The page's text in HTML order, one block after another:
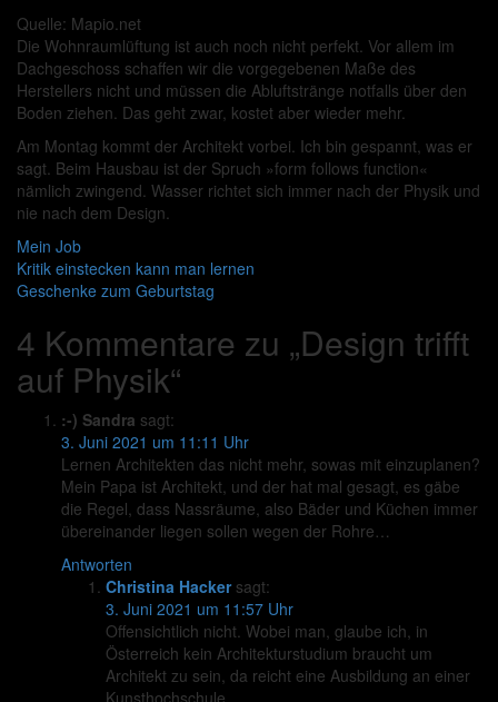
Quelle: Mapio.net
Die Wohnraumlüftung ist auch noch nicht perfekt. Vor allem im
Dachgeschoss schaffen wir die vorgegebenen Maße des
Herstellers nicht und müssen die Abluftstränge notfalls über den
Boden ziehen. Das geht zwar, kostet aber wieder mehr.
Am Montag kommt der Architekt vorbei. Ich bin gespannt, was er
sagt. Beim Hausbau ist der Spruch »form follows function«
nämlich zwingend. Wasser richtet sich immer nach der Physik und
nie nach dem Design.
Mein Job
Beitragsnavigation
Kritik einstecken kann man lernen
Geschenke zum Geburtstag
4 Kommentare zu „Design trifft
auf Physik“
:-) Sandra sagt:
3. Juni 2021 um 11:11 Uhr
Lernen Architekten das nicht mehr, sowas mit einzuplanen?
Mein Papa ist Architekt, und der hat mal gesagt, es gäbe
die Regel, dass Nassräume, also Bäder und Küchen immer
übereinander liegen sollen wegen der Rohre…
Antworten
Christina Hacker sagt:
3. Juni 2021 um 11:57 Uhr
Offensichtlich nicht. Wobei man, glaube ich, in
Österreich kein Architekturstudium braucht um
Architekt zu sein, da reicht eine Ausbildung an einer